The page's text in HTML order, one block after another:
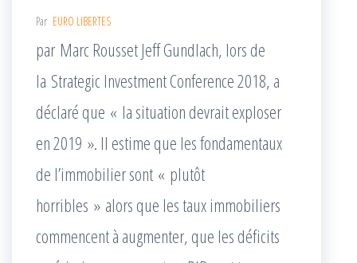
Par EURO LIBERTES
par Marc Rousset Jeff Gundlach, lors de
la Strategic Investment Conference 2018, a
déclaré que « la situation devrait exploser
en 2019 ». Il estime que les fondamentaux
de l’immobilier sont « plutôt
horribles » alors que les taux immobiliers
commencent à augmenter, que les déficits